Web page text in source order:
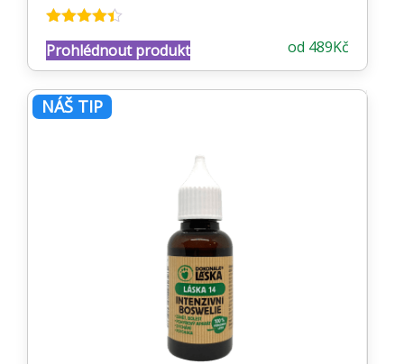
4.34z 5 od 489Kč
Prohlédnout produkt
NÁŠ TIP